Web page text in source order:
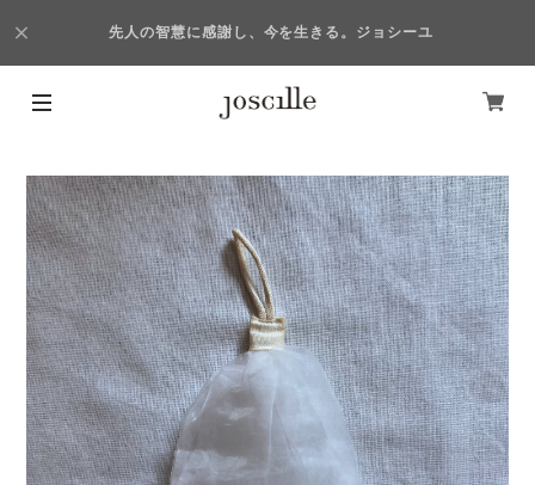
先人の智慧に感謝し、今を生きる。ジョシーユ